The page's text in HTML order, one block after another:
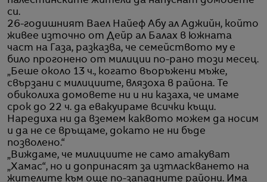
си.
26-годишният Ваел Найеф Абу ал Аджийн, който
живее източно от Дейр ал Балах в южната
част на Газа, разказва, че семейството му е
било прогонено от милиции по-рано този месец.
„Беше около 13 ч., когато въоръжени мъже,
свързани с милициите, влязоха в района. Те
обиколиха домовете ни и ни казаха, че имаме
срок до 22 ч. да евакуираме всички къщи.
Наредиха ни да вземем каквото можем да носим
и да не се връщаме, докато не ни бъде
позволено.“
„Виждаме, че милициите не само атакуват
„Хамас“, но и допринасят за изтласкването на
жителите към още по-западните райони. Има